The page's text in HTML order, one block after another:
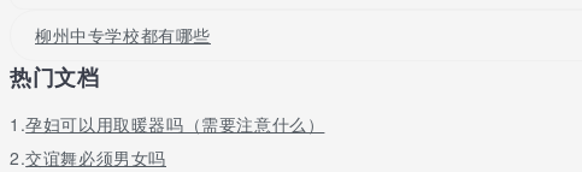
柳州中专学校都有哪些
热门文档
1.孕妇可以用取暖器吗（需要注意什么）
2.交谊舞必须男女吗